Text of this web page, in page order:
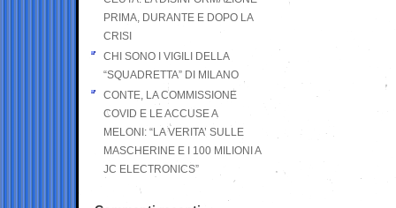
PRIMA, DURANTE E DOPO LA
CRISI
CHI SONO I VIGILI DELLA
“SQUADRETTA” DI MILANO
CONTE, LA COMMISSIONE
COVID E LE ACCUSE A
MELONI: “LA VERITA’ SULLE
MASCHERINE E I 100 MILIONI A
JC ELECTRONICS”